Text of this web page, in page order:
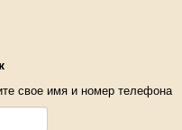
свое имя и номер телефона